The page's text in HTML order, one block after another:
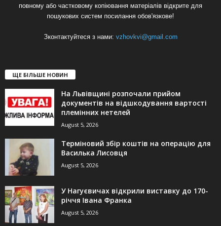
повному або частковому копіювання матеріалів відкрите для
пошукових систем посилання обов'язкове!
Зконтактуйтеся з нами: vzhovkvi@gmail.com
ЩЕ БІЛЬШЕ НОВИН
На Львівщині розпочали прийом
документів на відшкодування вартості
племінних нетелей
August 5, 2026
Терміновий збір коштів на операцію для
Василька Лисовця
August 5, 2026
У Нагуєвичах відкрили виставку до 170-
річчя Івана Франка
August 5, 2026